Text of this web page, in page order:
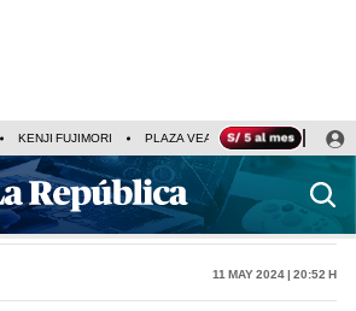
KENJI FUJIMORI PLAZA VEA FERIADOS
11 May 2024 | 20:52 h